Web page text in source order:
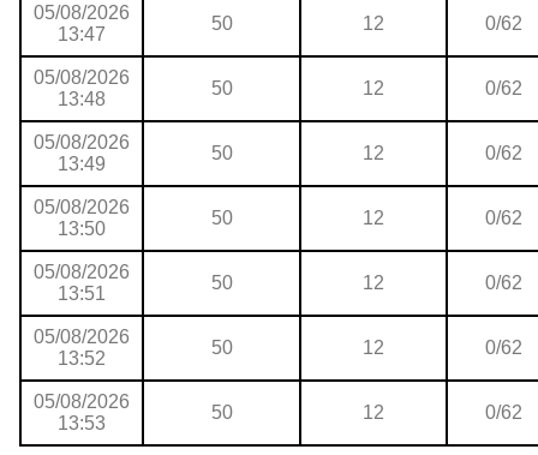
05/08/2026
13:47
50 12 0/62
05/08/2026
13:48
50 12 0/62
05/08/2026
13:49
50 12 0/62
05/08/2026
13:50
50 12 0/62
05/08/2026
13:51
50 12 0/62
05/08/2026
13:52
50 12 0/62
05/08/2026
13:53
50 12 0/62